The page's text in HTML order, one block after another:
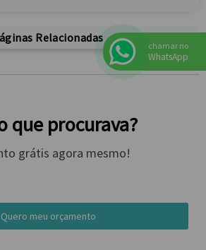
Relacionadas
que procurava?
grátis agora mesmo!
Quero meu orçamento
chamar no
WhatsApp